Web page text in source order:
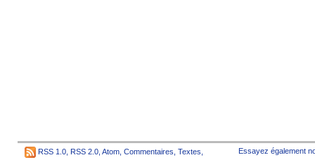
RSS 1.0 RSS 2.0 Atom Commentaires Textes Essayez également